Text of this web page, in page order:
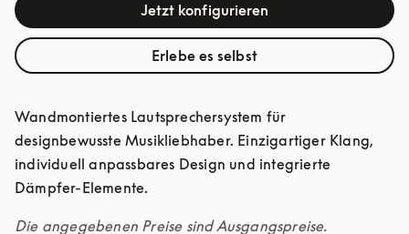
Jetzt konfigurieren
Erlebe es selbst
Wandmontiertes Lautsprechersystem für
designbewusste Musikliebhaber. Einzigartiger Klang,
individuell anpassbares Design und integrierte
Dämpfer-Elemente.
Die angegebenen Preise sind Ausgangspreise.